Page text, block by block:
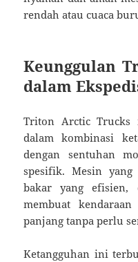
rendah atau cuaca
Keunggulan
dalam
Triton Arctic Trucks
dalam kombinasi
dengan sentuhan
spesifik. Mesin yang
bakar yang efisien,
membuat
panjang tanpa perlu
Ketangguhan ini